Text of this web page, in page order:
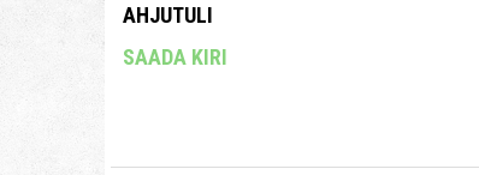
AHJUTULI
SAADA KIRI